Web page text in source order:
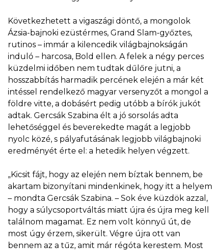
Következhetett a vigaszági döntő, a mongolok
Ázsia-bajnoki ezüstérmes, Grand Slam-győztes,
rutinos – immár a kilencedik világbajnokságán
induló – harcosa, Bold ellen. A felek a négy perces
küzdelmi időben nem tudtak dűlőre jutni, a
hosszabbítás harmadik percének elején a már két
intéssel rendelkező magyar versenyzőt a mongol a
földre vitte, a dobásért pedig utóbb a bírók jukót
adtak. Gercsák Szabina élt a jó sorsolás adta
lehetőséggel és beverekedte magát a legjobb
nyolc közé, s pályafutásának legjobb világbajnoki
eredményét érte el: a hetedik helyen végzett.
„Kicsit fájt, hogy az elején nem bíztak bennem, be
akartam bizonyítani mindenkinek, hogy itt a helyem
– mondta Gercsák Szabina. – Sok éve küzdök azzal,
hogy a súlycsoportváltás miatt újra és újra meg kell
találnom magamat. Ez nem volt könnyű út, de
most úgy érzem, sikerült. Végre újra ott van
bennem az a tűz, amit már régóta kerestem. Most